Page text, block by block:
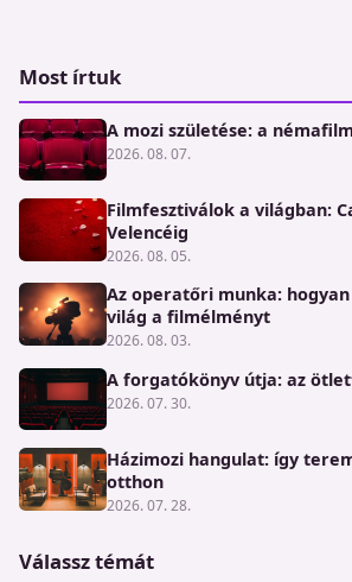
Most írtuk
A mozi születése: a
2026. 08. 07.
Filmfesztiválok a világban:
Velencéig
2026. 08. 05.
Az operatőri munka:
világ a filmélményt
2026. 08. 03.
A forgatókönyv útja: az
2026. 07. 30.
Házimozi hangulat: így
otthon
2026. 07. 28.
Válassz témát